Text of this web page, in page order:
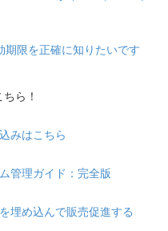
限を正確に知りたいです
ら！
みはこちら
管理ガイド：完全版
埋め込んで販売促進する